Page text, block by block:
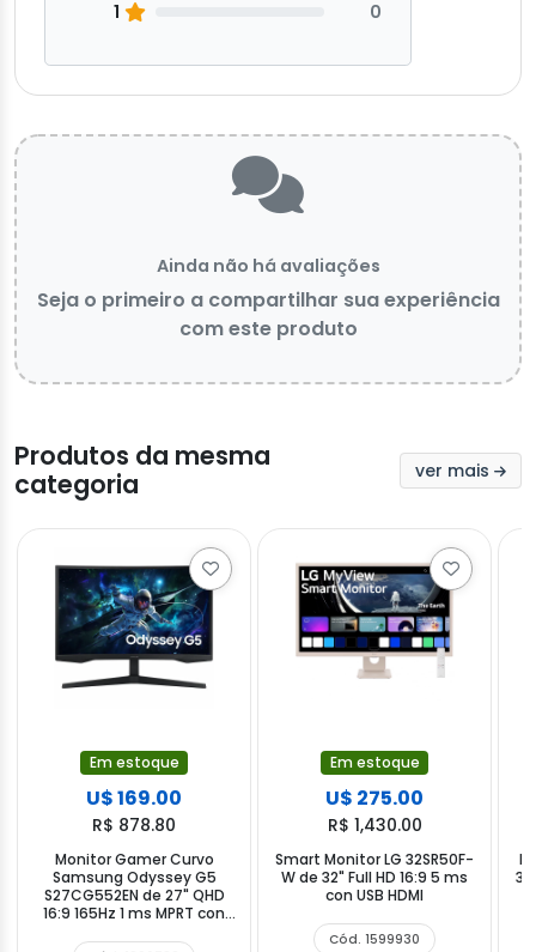
1
0
Ainda não há avaliações
Seja o primeiro a compartilhar sua experiência
com este produto
Produtos da mesma
categoria
ver mais
Em estoque
U$ 169.00
R$ 878.80
Monitor Gamer Curvo
Samsung Odyssey G5
S27CG552EN de 27" QHD
16:9 165Hz 1 ms MPRT con
Em estoque
U$ 275.00
R$ 1,430.00
Smart Monitor LG 32SR50F-
W de 32" Full HD 16:9 5 ms
con USB HDMI
Cód. 1599930